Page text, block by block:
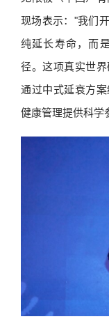
现场表示："我们
纯延长寿命，而
径。这项真实世界
通过中式延衰方
健康管理提供科学